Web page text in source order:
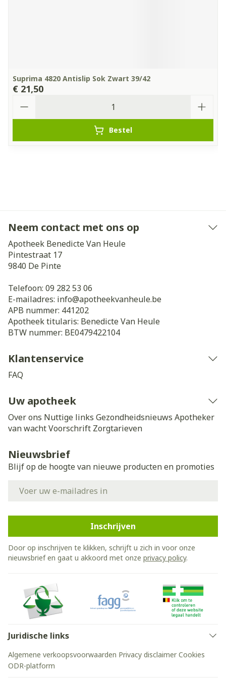
Suprima 4820 Antislip Sok Zwart 39/42
€ 21,50
Bestel
Neem contact met ons op
Apotheek Benedicte Van Heule
Pintestraat 17
9840 De Pinte
Telefoon: 09 282 53 06
E-mailadres: info@apotheekvanheule.be
APB nummer: 441202
Apotheek titularis: Benedicte Van Heule
BTW nummer: BE0479422104
Klantenservice
FAQ
Uw apotheek
Over ons Nuttige links Gezondheidsnieuws Apotheker
van wachtVoorschrift Zorgtarieven
Nieuwsbrief
Blijf op de hoogte van nieuwe producten en promoties
Inschrijven
Door op inschrijven te klikken, schrijft u zich in voor onze
nieuwsbrief en gaat u akkoord met onze privacy policy.
Juridische links
Algemene verkoopsvoorwaarden Privacy disclaimer Cookies
ODR-platform